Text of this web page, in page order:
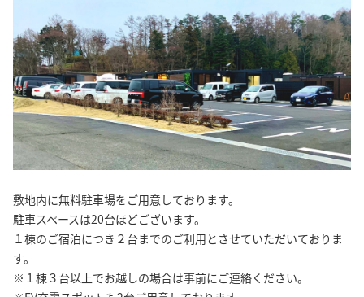
敷地内に無料駐車場をご用意しております。
駐車スペースは20台ほどございます。
１棟のご宿泊につき２台までのご利用とさせていただいておりま
す。
※１棟３台以上でお越しの場合は事前にご連絡ください。